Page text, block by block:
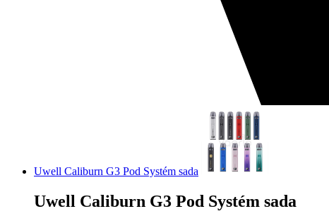
Uwell Caliburn G3 Pod Systém sada
Uwell Caliburn G3 Pod Systém sada